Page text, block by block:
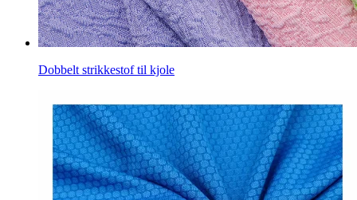
Dobbelt strikkestof til kjole